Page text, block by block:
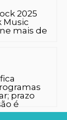
2025
Music
mais de
prazo
é